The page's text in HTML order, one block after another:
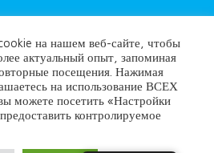
на нашем веб-сайте, чтобы
актуальный опыт, запоминая
посещения. Нажимая
на использование ВСЕХ
можете посетить «Настройки
контролируемое